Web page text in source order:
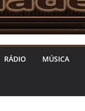
RÁDIO MÚSICA